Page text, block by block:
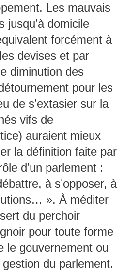
Les mauvais
jusqu’à domicile
forcément à
devises et par
diminution des
pour les
de s’extasier sur la
vifs de
auraient mieux
la définition faite par
d’un parlement :
à s’opposer, à
». À méditer
du perchoir
pour toute forme
le gouvernement ou
du parlement.